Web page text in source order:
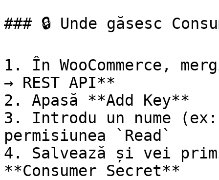
### 🔒 Unde găsesc
1. În WooCommerce,
→ REST API**
2. Apasă **Add Key**
3. Introdu un nume
permisiunea `Read`
4. Salvează și vei
**Consumer Secret**